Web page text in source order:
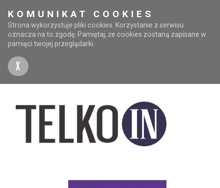
KOMUNIKAT COOKIES
Strona wykorzystuje pliki cookies. Korzystanie z serwisu
oznacza na to zgodę. Pamiętaj, że cookies zostaną zapisane w
pamięci twojej przeglądarki.
X